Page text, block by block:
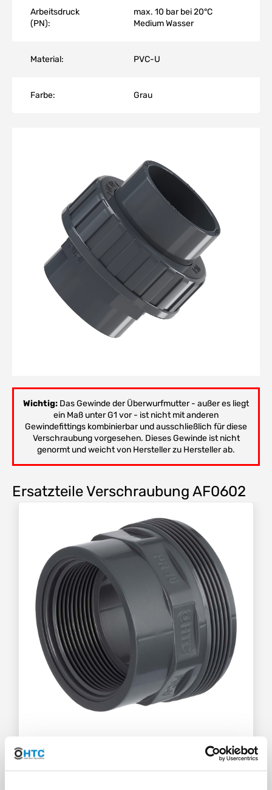
Arbeitsdruck
(PN):
max. 10 bar bei 20°C
Medium Wasser
Material: PVC-U
Farbe: Grau
Wichtig: Das Gewinde der Überwurfmutter - außer es liegt
ein Maß unter G1 vor - ist nicht mit anderen
Gewindefittings kombinierbar und ausschließlich für diese
Verschraubung vorgesehen. Dieses Gewinde ist nicht
genormt und weicht von Hersteller zu Hersteller ab.
Ersatzteile Verschraubung AF0602